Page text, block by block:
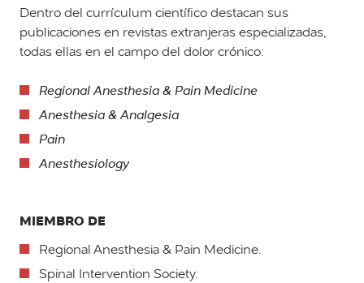
Dentro del currículum científico destacan sus
publicaciones en revistas extranjeras especializadas,
todas ellas en el campo del dolor crónico:
Regional Anesthesia & Pain Medicine
Anesthesia & Analgesia
Pain
Anesthesiology
MIEMBRO DE
Regional Anesthesia & Pain Medicine.
Spinal Intervention Society.